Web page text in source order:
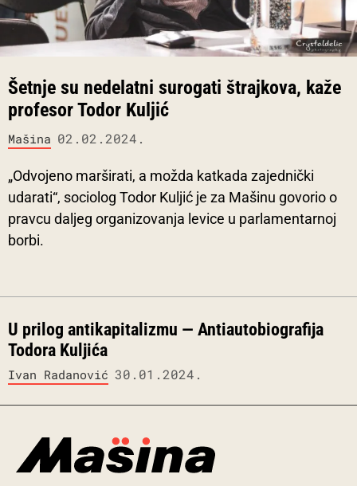
Šetnje su nedelatni surogati štrajkova, kaže
profesor Todor Kuljić
Mašina 02.02.2024.
„Odvojeno marširati, a možda katkada zajednički
udarati“, sociolog Todor Kuljić je za Mašinu govorio o
pravcu daljeg organizovanja levice u parlamentarnoj
borbi.
U prilog antikapitalizmu — Antiautobiografija
Todora Kuljića
Ivan Radanović 30.01.2024.